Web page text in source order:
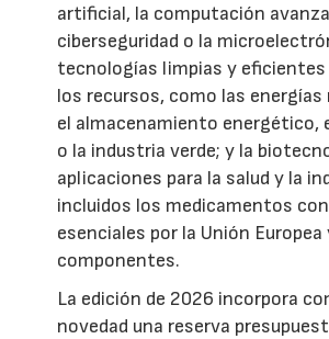
artificial, la computación
ciberseguridad o la
tecnologías limpias y eficientes
los recursos, como las energías
el almacenamiento energético,
o la industria verde; y la
aplicaciones para la salud y la
incluidos los medicamentos
esenciales por la Unión Europea
componentes.
La edición de 2026 incorpora
novedad una reserva